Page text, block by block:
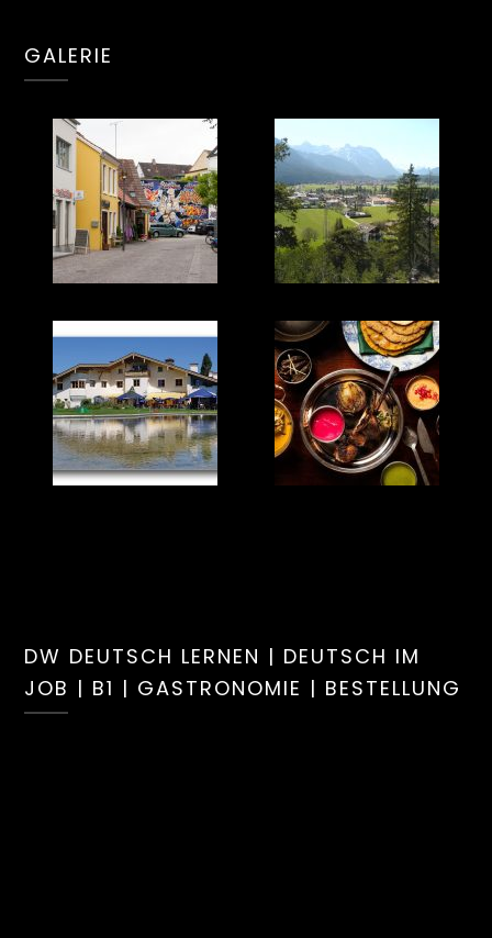
GALERIE
DW DEUTSCH LERNEN | DEUTSCH IM
JOB | B1 | GASTRONOMIE | BESTELLUNG